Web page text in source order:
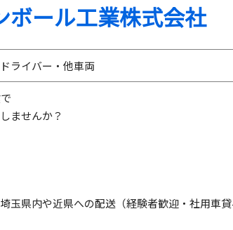
ボール工業株式会社
ライバー・他車両
ませんか？
県内や近県への配送（経験者歓迎・社用車貸